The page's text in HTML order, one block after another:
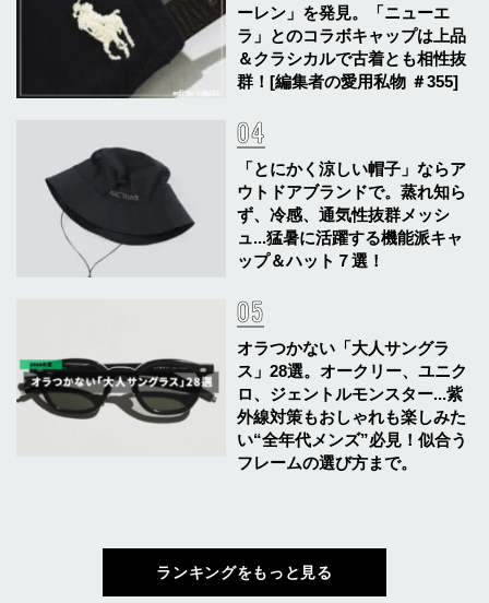
ーレン」を発見。「ニューエ
ラ」とのコラボキャップは上品
＆クラシカルで古着とも相性抜
群！[編集者の愛用私物 ＃355]
「とにかく涼しい帽子」ならア
ウトドアブランドで。蒸れ知ら
ず、冷感、通気性抜群メッシ
ュ...猛暑に活躍する機能派キャ
ップ＆ハット７選！
オラつかない「大人サングラ
ス」28選。オークリー、ユニク
ロ、ジェントルモンスター...紫
外線対策もおしゃれも楽しみた
い“全年代メンズ”必見！似合う
フレームの選び方まで。
ランキングをもっと見る